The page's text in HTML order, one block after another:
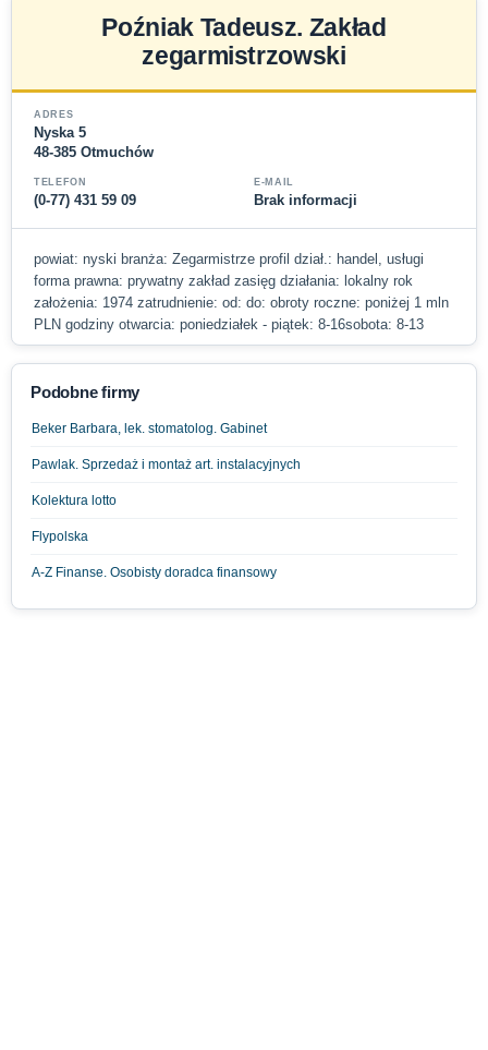
Poźniak Tadeusz. Zakład
zegarmistrzowski
ADRES
Nyska 5
48-385 Otmuchów
TELEFON
(0-77) 431 59 09
E-MAIL
Brak informacji
powiat: nyski branża: Zegarmistrze profil dział.: handel, usługi
forma prawna: prywatny zakład zasięg działania: lokalny rok
założenia: 1974 zatrudnienie: od: do: obroty roczne: poniżej 1 mln
PLN godziny otwarcia: poniedziałek - piątek: 8-16sobota: 8-13
Podobne firmy
Beker Barbara, lek. stomatolog. Gabinet
Pawlak. Sprzedaż i montaż art. instalacyjnych
Kolektura lotto
Flypolska
A-Z Finanse. Osobisty doradca finansowy